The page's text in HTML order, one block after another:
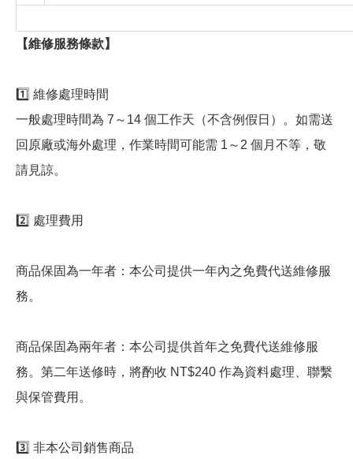
【維修服務條款】
1️⃣ 維修處理時間
一般處理時間為 7～14 個工作天（不含例假日）。如需送
回原廠或海外處理，作業時間可能需 1～2 個月不等，敬
請見諒。
2️⃣ 處理費用
商品保固為一年者：本公司提供一年內之免費代送維修服
務。
商品保固為兩年者：本公司提供首年之免費代送維修服
務。第二年送修時，將酌收 NT$240 作為資料處理、聯繫
與保管費用。
3️⃣ 非本公司銷售商品